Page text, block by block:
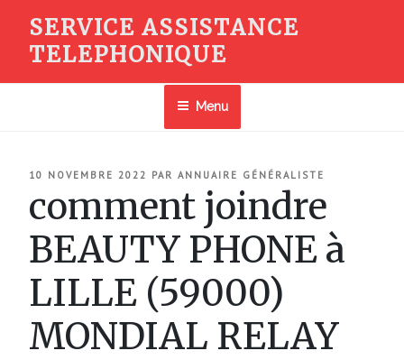
contenu
SERVICE ASSISTANCE
TELEPHONIQUE
Menu
PUBLIÉ
10 NOVEMBRE 2022 PAR ANNUAIRE GÉNÉRALISTE
comment joindre
BEAUTY PHONE à
LILLE (59000)
MONDIAL RELAY